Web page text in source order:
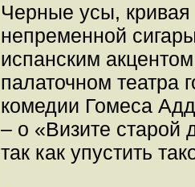
Черные усы,
непременной
испанским
палаточном театра
комедии Гомеса
– о «Визите
так как упустить